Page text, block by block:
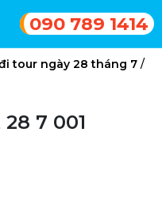
090 789 1414
tour ngày 28 tháng 7 /
7 001